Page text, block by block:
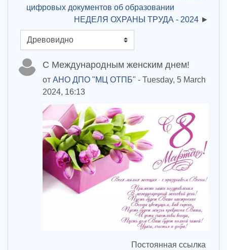
цифровых документов об образовании
НЕДЕЛЯ ОХРАНЫ ТРУДА - 2024
Режим отображения
С Международным женским днем!
от АНО ДПО "МЦ ОТПБ" - Tuesday, 5 March
2024, 16:13
Постоянная ссылка